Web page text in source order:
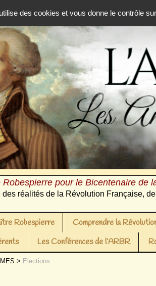
des cookies et vous donne le contrôle
Robespierre pour le Bicentenaire de
réalités de la Révolution Française,
Robespierre Comprendre la
Les Conférences de l’ARBR
> Elections